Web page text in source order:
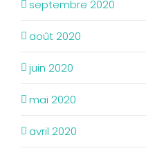
septembre 2020
août 2020
juin 2020
mai 2020
avril 2020